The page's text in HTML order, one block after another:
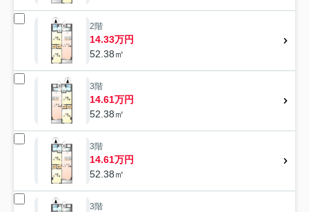
2階
14.33万円
52.38㎡
3階
14.61万円
52.38㎡
3階
14.61万円
52.38㎡
3階